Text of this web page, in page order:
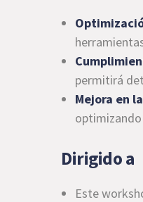
permitirá
Mejora en
Dirigido a
Este